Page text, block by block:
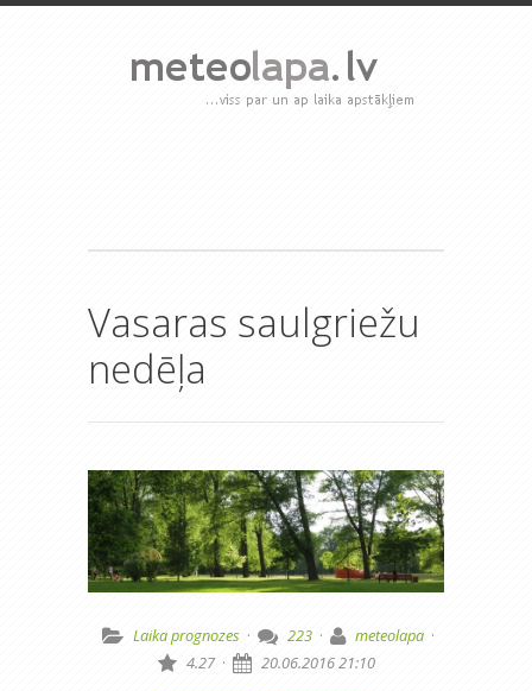
Vasaras saulgriežu
nedēļa
Laika prognozes · 223 · meteolapa ·
4.27 · 20.06.2016 21:10